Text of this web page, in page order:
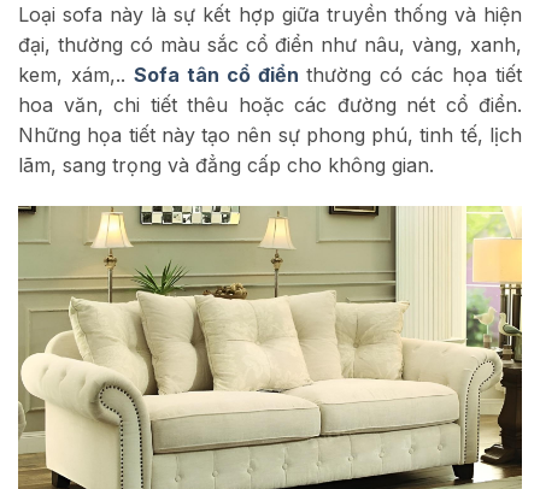
Loại sofa này là sự kết hợp giữa truyền thống và hiện
đại, thường có màu sắc cổ điển như nâu, vàng, xanh,
kem, xám,.. Sofa tân cổ điển thường có các họa tiết
hoa văn, chi tiết thêu hoặc các đường nét cổ điển.
Những họa tiết này tạo nên sự phong phú, tinh tế, lịch
lãm, sang trọng và đẳng cấp cho không gian.